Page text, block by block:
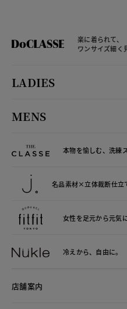
楽に着られて、
ワンサイズ細く
LADIES
MENS
本物を愉しむ、洗練
名品素材×立体裁断仕立
女性を足元から元気
冷えから、 自由に。
店舗案内